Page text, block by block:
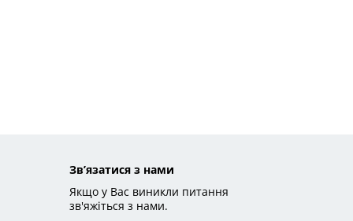
Зв’язатися з нами
Якщо у Вас виникли питання
зв'яжіться з нами.